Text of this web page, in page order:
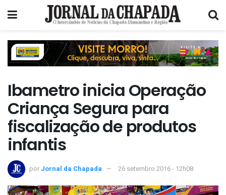
Ibametro inicia Operação
Criança Segura para
fiscalização de produtos
infantis
por Jornal da Chapada 26 setembro 2016 - 12h08